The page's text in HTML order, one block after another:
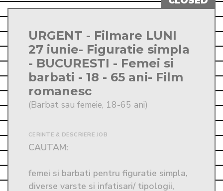
URGENT - Filmare LUNI
27 iunie- Figuratie simpla
- BUCURESTI - Femei si
barbati - 18 - 65 ani- Film
romanesc
(Barbat sau femeie, 18-65 ani)
CERINTE & DESCRIERE JOB
CAUTAM:
femei si barbati pentru figuratie simpla,
diverse varste si infatisari/ tipologii,